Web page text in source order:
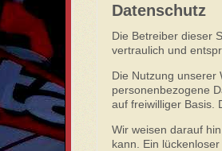
Datenschutz
Die Betreiber dieser
vertraulich und
Die Nutzung unserer
personenbezogene
auf freiwilliger Basis.
Wir weisen darauf
kann. Ein